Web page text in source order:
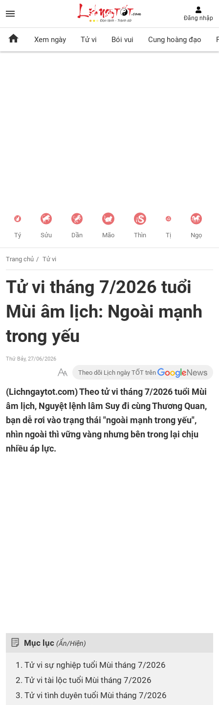
Đăng nhập
Xem ngày Tử vi Bói vui Cung hoàng đạo
Tý Sửu Dần Mão Thìn Tị Ngọ
Trang chủ Tử vi
Tử vi tháng 7/2026 tuổi
Mùi âm lịch: Ngoài mạnh
trong yếu
Thứ Bảy, 27/06/2026
Theo dõi Lịch ngày TỐT trên
(Lichngaytot.com)Theo tử vi tháng 7/2026 tuổi Mùi
âm lịch, Nguyệt lệnh lâm Suy đi cùng Thương Quan,
bạn dễ rơi vào trạng thái "ngoài mạnh trong yếu",
nhìn ngoài thì vững vàng nhưng bên trong lại chịu
nhiều áp lực.
Mục lục (Ẩn/Hiện)
1. Tử vi sự nghiệp tuổi Mùi tháng 7/2026
2. Tử vi tài lộc tuổi Mùi tháng 7/2026
3. Tử vi tình duyên tuổi Mùi tháng 7/2026